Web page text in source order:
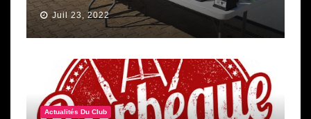
Juil 23, 2022
Actualités Du Club